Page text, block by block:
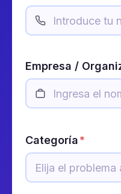
Empresa /
Categoría*